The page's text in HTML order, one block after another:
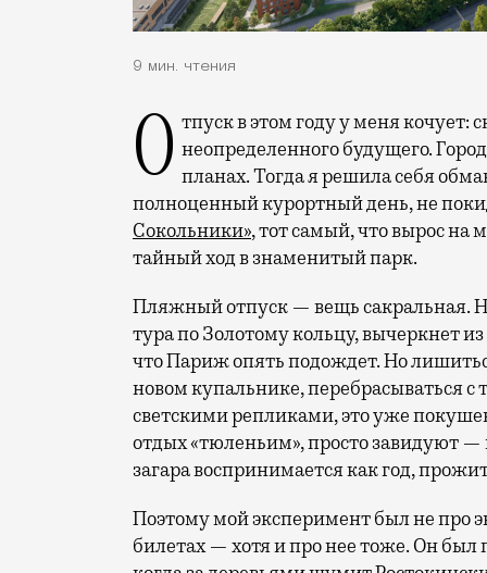
9 мин. чтения
Отпуск в этом году у меня кочует: сначала переехал на август, потом в область неопределенного будущего.
планах. Тогда я решила себя
полноценный курортный день, не
Сокольники», тот самый, что вырос на
тайный ход в знаменитый парк.
Пляжный отпуск — вещь сакральная.
тура по Золотому кольцу, вычеркнет
что Париж опять подождет. Но
новом купальнике, перебрасываться
светскими репликами, это уже
отдых «тюленьим», просто завидуют —
загара воспринимается как год,
Поэтому мой эксперимент был не про
билетах — хотя и про нее тоже. Он был